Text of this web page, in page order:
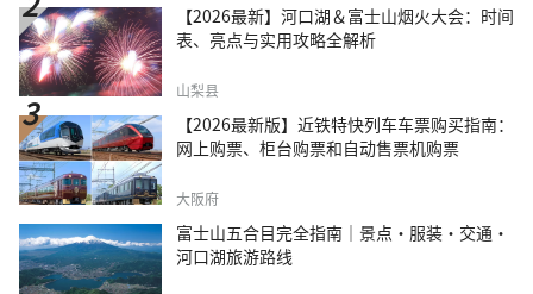
【2026最新】河口湖＆富士山烟火大会：时间
表、亮点与实用攻略全解析
山梨县
【2026最新版】近铁特快列车车票购买指南：
网上购票、柜台购票和自动售票机购票
大阪府
富士山五合目完全指南｜景点·服装·交通·
河口湖旅游路线